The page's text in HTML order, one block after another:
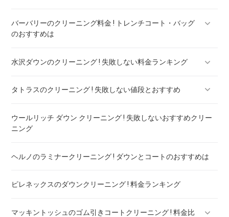
バーバリーのクリーニング料金 ! トレンチコート・バッグ
のおすすめは
バーバリー ダウン クリーニング ! 料金ランキング
水沢ダウンのクリーニング ! 失敗しない料金ランキング
水沢ダウンのリペア ! 料金ランキング
タトラスのクリーニング ! 失敗しない値段とおすすめ
タトラスのダウンのリペア ! 料金ランキング
ウールリッチ ダウン クリーニング ! 失敗しないおすすめクリー
ニング
ヘルノのラミナークリーニング ! ダウンとコートのおすすめは
ピレネックスのダウンクリーニング ! 料金ランキング
マッキントッシュのゴム引きコートクリーニング ! 料金比